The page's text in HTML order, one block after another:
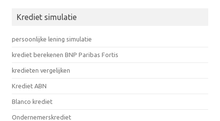
Krediet simulatie
persoonlijke lening simulatie
krediet berekenen BNP Paribas Fortis
kredieten vergelijken
Krediet ABN
Blanco krediet
Ondernemerskrediet